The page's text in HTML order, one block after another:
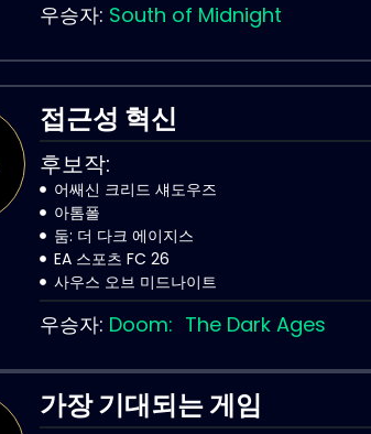
우승자: South of Midnight
접근성 혁신
후보작:
어쌔신 크리드 섀도우즈
아톰폴
둠: 더 다크 에이지스
EA 스포츠 FC 26
사우스 오브 미드나이트
우승자: Doom: The Dark Ages
가장 기대되는 게임